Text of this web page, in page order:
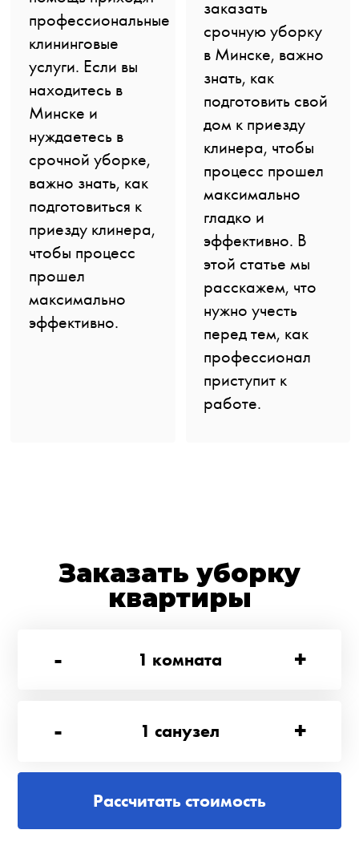
профессиональные
клининговые
услуги. Если вы
находитесь в
Минске и
нуждаетесь в
срочной уборке,
важно знать, как
подготовиться к
приезду клинера,
чтобы процесс
прошел
максимально
эффективно.
заказать
срочную уборку
в Минске, важно
знать, как
подготовить свой
дом к приезду
клинера, чтобы
процесс прошел
максимально
гладко и
эффективно. В
этой статье мы
расскажем, что
нужно учесть
перед тем, как
профессионал
приступит к
работе.
Заказать уборку
квартиры
-
1 комната +
- 1 санузел +
Рассчитать стоимость